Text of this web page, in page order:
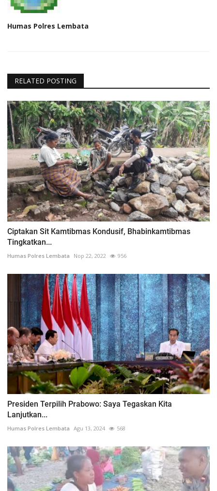
Humas Polres Lembata
RELATED POSTING
Ciptakan Sit Kamtibmas Kondusif, Bhabinkamtibmas
Tingkatkan...
Humas Polres Lembata Nop 22, 2022 956
Presiden Terpilih Prabowo: Saya Tegaskan Kita
Lanjutkan...
Humas Polres Lembata Agu 13, 2024 568